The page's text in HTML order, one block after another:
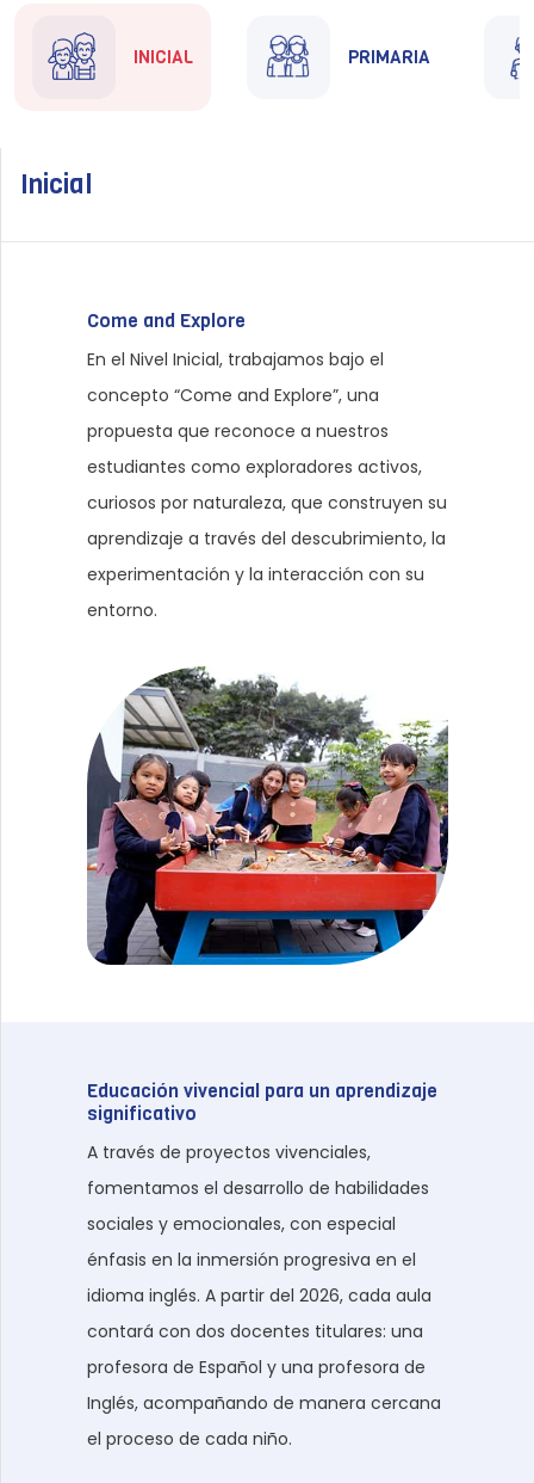
INTRANET INICIAL PRIMARIA
Inicial
Come and Explore
En el Nivel Inicial, trabajamos bajo el
concepto “Come and Explore”, una
propuesta que reconoce a nuestros
estudiantes como exploradores activos,
curiosos por naturaleza, que construyen su
aprendizaje a través del descubrimiento, la
experimentación y la interacción con su
entorno.
Educación vivencial para un aprendizaje
significativo
A través de proyectos vivenciales,
fomentamos el desarrollo de habilidades
sociales y emocionales, con especial
énfasis en la inmersión progresiva en el
idioma inglés. A partir del 2026, cada aula
contará con dos docentes titulares: una
profesora de Español y una profesora de
Inglés, acompañando de manera cercana
el proceso de cada niño.